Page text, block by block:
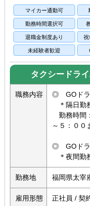
マイカー通勤可
勤務時間選択可
退職金制度あり 祝
未経験者歓迎
タクシードラ
職務内容
◎ GOドラ
＊隔日勤
勤務時間
～５：００
◎ GOドラ
＊夜間勤
勤務地 福岡県太宰
雇用形態 正社員 / 契